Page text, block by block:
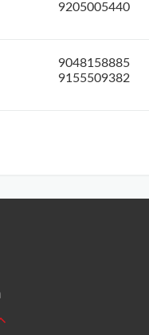
9205005440
9048158885
9155509382